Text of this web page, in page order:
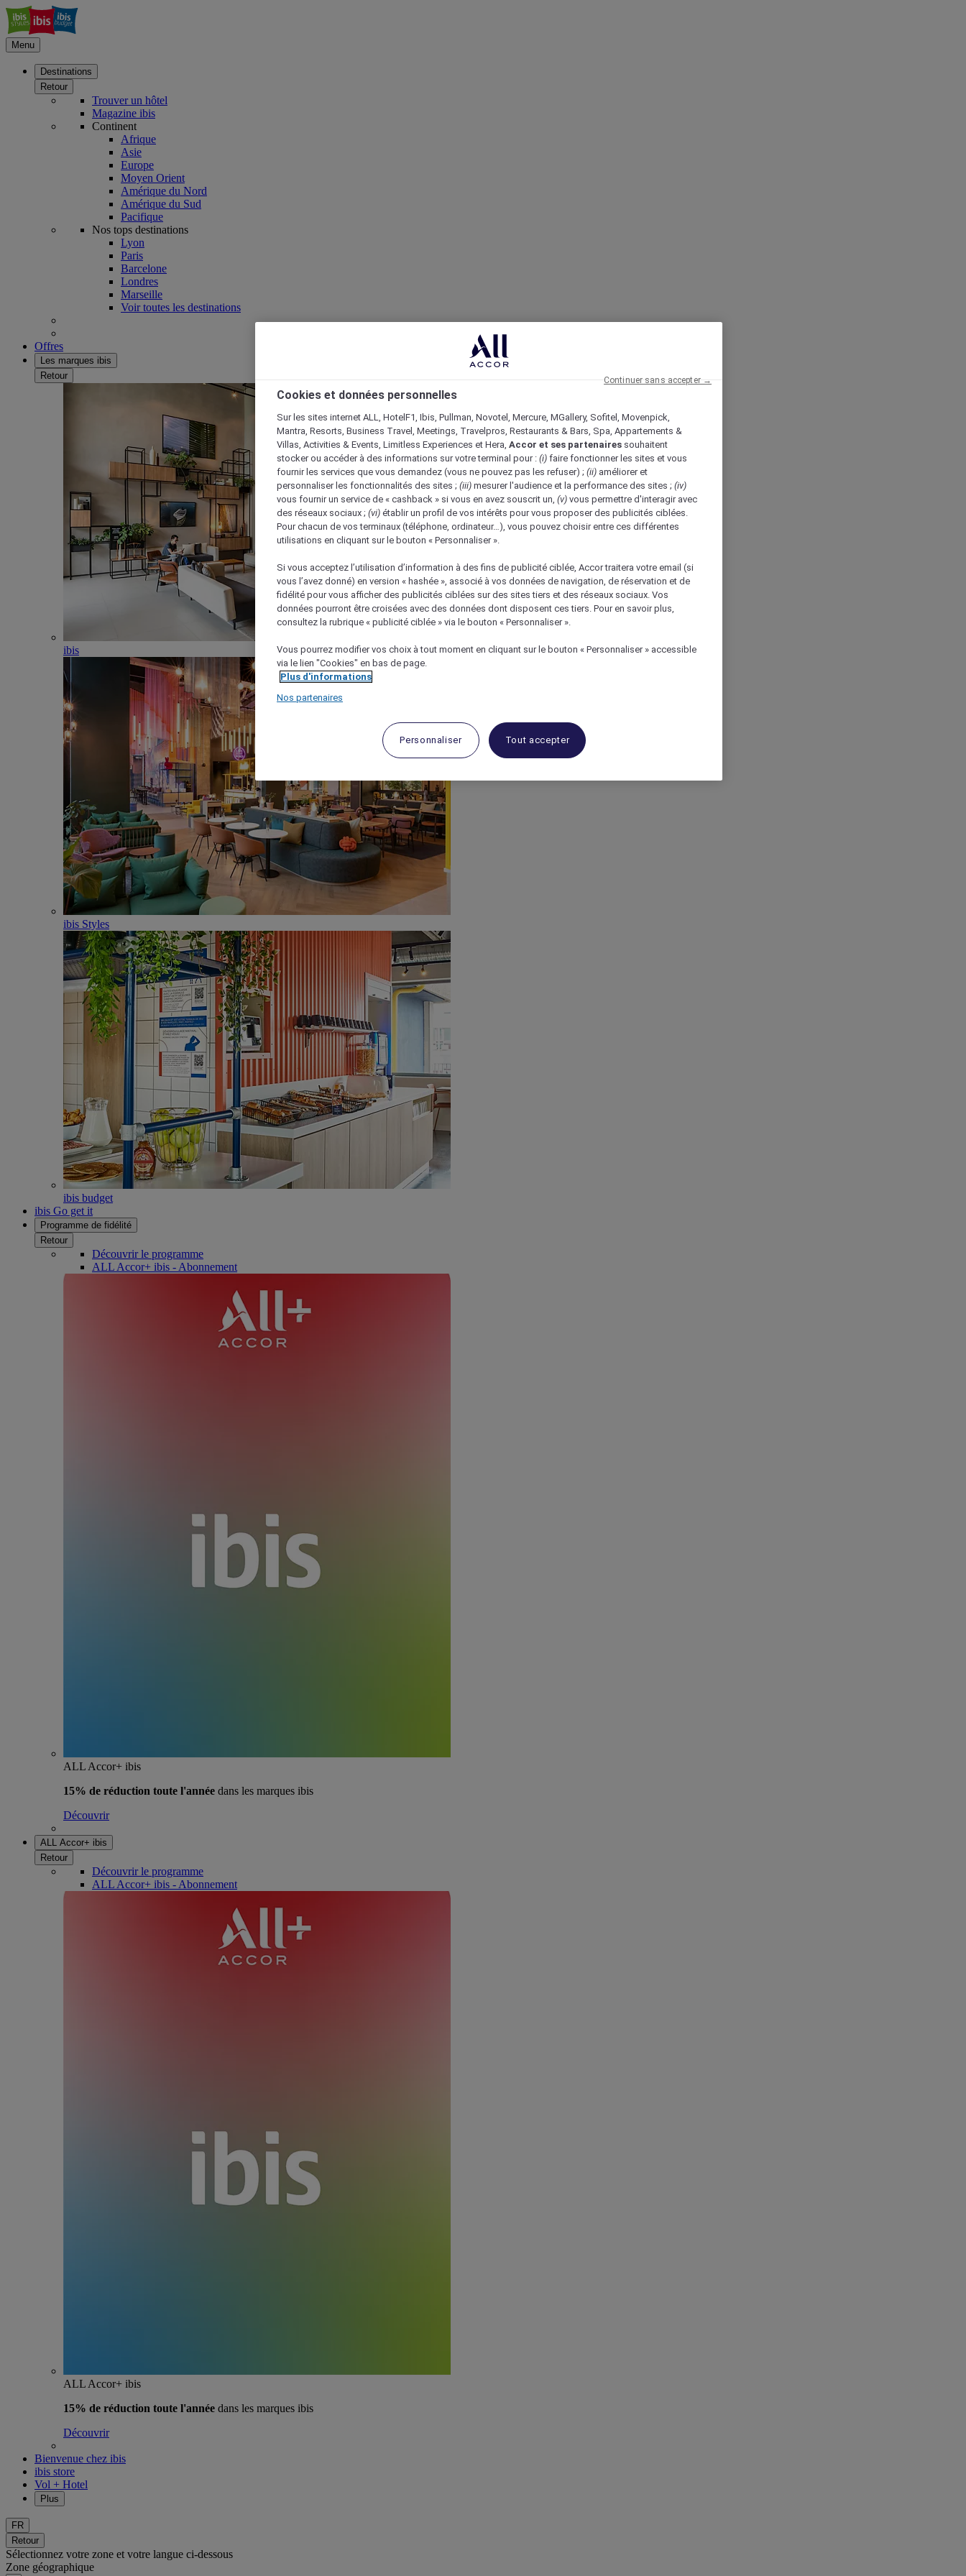
Menu
Destinations
Retour
Trouver un hôtel
Magazine ibis
Continent
Afrique
Asie
Europe
Moyen Orient
Amérique du Nord
Amérique du Sud
Pacifique
Nos tops destinations
Lyon
Paris
Barcelone
Londres
Marseille
Voir toutes les destinations
Offres
Les marques ibis
Retour
ibis
ibis Styles
ibis budget
ibis Go get it
Programme de fidélité
Retour
Découvrir le programme
ALL Accor+ ibis - Abonnement
ALL Accor+ ibis
15% de réduction toute l'année dans les marques ibis
Découvrir
ALL Accor+ ibis
Retour
Découvrir le programme
ALL Accor+ ibis - Abonnement
ALL Accor+ ibis
15% de réduction toute l'année dans les marques ibis
Découvrir
Bienvenue chez ibis
ibis store
Vol + Hotel
Plus
FR
Retour
Sélectionnez votre zone et votre langue ci-dessous
Zone géographique
Cookies et données personnelles
Sur les sites internet ALL, HotelF1, Ibis, Pullman, Novotel, Mercure, MGallery, Sofitel, Movenpick,
Mantra, Resorts, Business Travel, Meetings, Travelpros, Restaurants & Bars, Spa, Appartements &
Villas, Activities & Events, Limitless Experiences et Hera, Accor et ses partenaires souhaitent
stocker ou accéder à des informations sur votre terminal pour : (i) faire fonctionner les sites et vous
fournir les services que vous demandez (vous ne pouvez pas les refuser) ; (ii) améliorer et
personnaliser les fonctionnalités des sites ; (iii) mesurer l'audience et la performance des sites ; (iv)
vous fournir un service de « cashback » si vous en avez souscrit un, (v) vous permettre d'interagir avec
des réseaux sociaux ; (vi) établir un profil de vos intérêts pour vous proposer des publicités ciblées.
Pour chacun de vos terminaux (téléphone, ordinateur…), vous pouvez choisir entre ces différentes
utilisations en cliquant sur le bouton « Personnaliser ».
Si vous acceptez l’utilisation d’information à des fins de publicité ciblée, Accor traitera votre email (si
vous l’avez donné) en version « hashée », associé à vos données de navigation, de réservation et de
fidélité pour vous afficher des publicités ciblées sur des sites tiers et des réseaux sociaux. Vos
données pourront être croisées avec des données dont disposent ces tiers. Pour en savoir plus,
consultez la rubrique « publicité ciblée » via le bouton « Personnaliser ».
Vous pourrez modifier vos choix à tout moment en cliquant sur le bouton « Personnaliser » accessible
via le lien "Cookies" en bas de page.
Plus d'informations
Nos partenaires
Personnaliser Tout accepter
Continuer sans accepter →